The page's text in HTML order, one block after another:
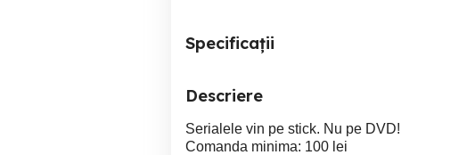
Specificații
Descriere
Serialele vin pe stick. Nu pe DVD!
Comanda minima: 100 lei